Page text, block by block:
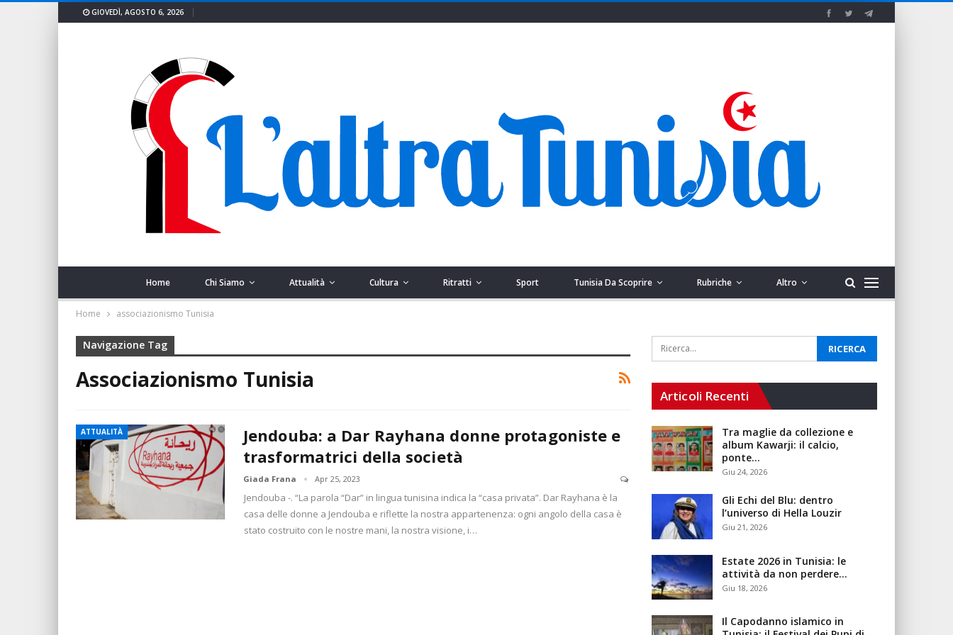
GIOVEDÌ, AGOSTO 6, 2026
Home Chi Siamo Attualità Cultura Ritratti Sport Tunisia Da Scoprire Rubriche Altro
Home associazionismo Tunisia
Navigazione Tag
Associazionismo Tunisia
ATTUALITÀ
Jendouba: a Dar Rayhana donne protagoniste e
trasformatrici della società
Giada Frana Apr 25, 2023
Jendouba -. “La parola “Dar” in lingua tunisina indica la “casa privata”. Dar Rayhana è la
casa delle donne a Jendouba e riflette la nostra appartenenza: ogni angolo della casa è
stato costruito con le nostre mani, la nostra visione, i…
Articoli Recenti
Tra maglie da collezione e
album Kawarji: il calcio,
ponte…
Giu 24, 2026
Gli Echi del Blu: dentro
l’universo di Hella Louzir
Giu 21, 2026
Estate 2026 in Tunisia: le
attività da non perdere…
Giu 18, 2026
Il Capodanno islamico in